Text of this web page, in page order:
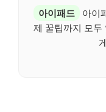
아이패드
아이
제 꿀팁까지 모두